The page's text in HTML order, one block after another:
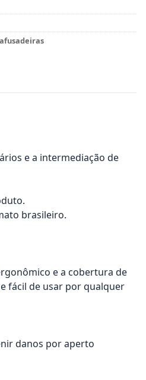
e a intermediação de
brasileiro.
e a cobertura de
fácil de usar por qualquer
danos por aperto